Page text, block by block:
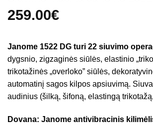
259.00€
Janome 1522 DG turi 22 siuvimo
dygsnio, zigzaginės siūlės, elastinio
trikotažinės „overloko” siūlės,
automatinį sagos kilpos apsiuvimą.
audinius (šilką, šifoną, elastingą
Dovana: Janome antivibracinis